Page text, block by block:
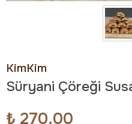
KimKim
Süryani Çöreği
₺ 270.00